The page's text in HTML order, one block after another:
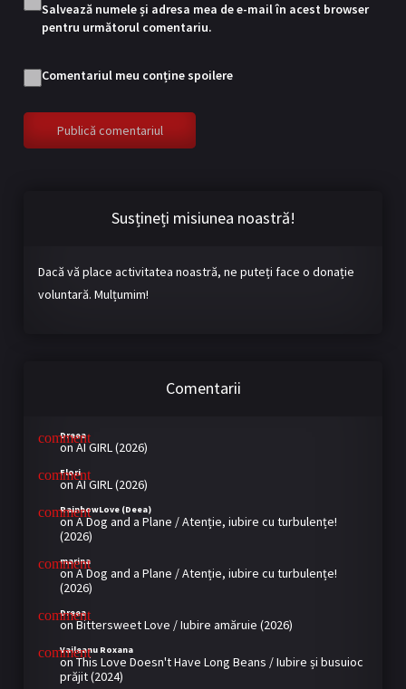
Salvează numele și adresa mea de e-mail în acest browser
pentru următorul comentariu.
Comentariul meu conține spoilere
Susțineți misiunea noastră!
Dacă vă place activitatea noastră, ne puteți face o donație
voluntară. Mulțumim!
Comentarii
Dreea
onAI GIRL (2026)
Flori
onAI GIRL (2026)
RainbowLove (Deea)
onA Dog and a Plane / Atenție, iubire cu turbulențe!
(2026)
marina
onA Dog and a Plane / Atenție, iubire cu turbulențe!
(2026)
Dreea
onBittersweet Love / Iubire amăruie (2026)
Vaileanu Roxana
onThis Love Doesn't Have Long Beans / Iubire și busuioc
prăjit (2024)